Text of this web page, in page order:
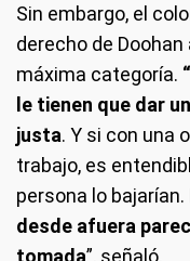
Sin embargo, el
derecho de
máxima categoría.
le tienen que dar
justa. Y si con una
trabajo, es
persona lo
desde afuera
tomada”, señaló.